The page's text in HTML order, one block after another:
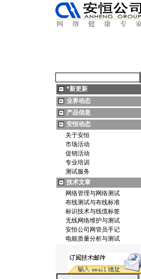
*新更新
业界动态
产品信息
安恒动态
关于安恒
市场活动
促销活动
专业培训
测试服务
技术文章
网络管理与网络测试
布线测试与布线标准
标识技术与线缆标签
无线网络维护与测试
安恒公司网管员手记
电能质量分析与测试